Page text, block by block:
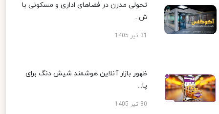
تحولی مدرن در فضاهای اداری و مسکونی با
ش...
ظهور بازار آنلاین هوشمند شیش دنگ برای
پا...
30 تیر 1405